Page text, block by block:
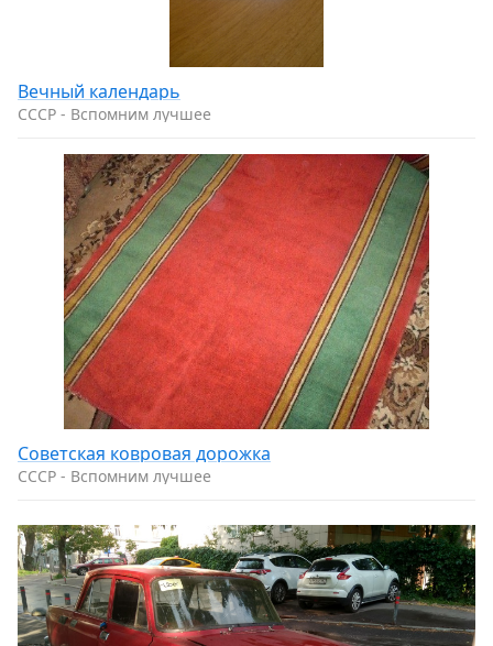
Вечный календарь
CCCP - Вспомним лучшее
Советская ковровая дорожка
CCCP - Вспомним лучшее